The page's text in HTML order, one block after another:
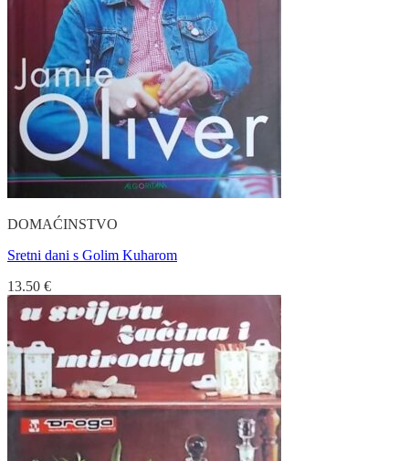
DOMAĆINSTVO
Sretni dani s Golim Kuharom
13.50 €